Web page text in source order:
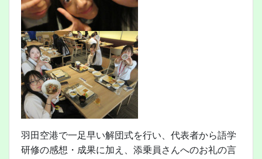
羽田空港で一足早い解団式を行い、代表者から語学
研修の感想・成果に加え、添乗員さんへのお礼の言